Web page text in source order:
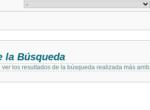
la Búsqueda
ver los resultados de la búsqueda realizada más